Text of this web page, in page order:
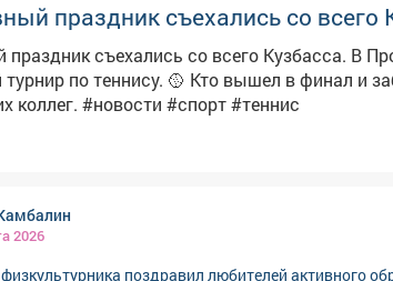
праздник съехались со всего
съехались со всего Кузбасса. В
Кто вышел в финал и забрал призы - смотрите
в сюжете наших коллег. #новости #спорт #теннис
2026